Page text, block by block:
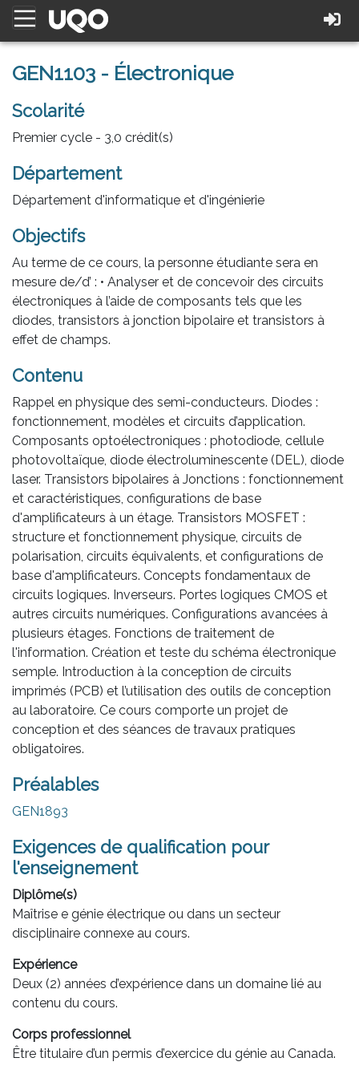
GEN1103 - Électronique
Scolarité
Premier cycle - 3,0 crédit(s)
Département
Département d'informatique et d'ingénierie
Objectifs
Au terme de ce cours, la personne étudiante sera en
mesure de/d’ : • Analyser et de concevoir des circuits
électroniques à l’aide de composants tels que les
diodes, transistors à jonction bipolaire et transistors à
effet de champs.
Contenu
Rappel en physique des semi-conducteurs. Diodes :
fonctionnement, modèles et circuits d’application.
Composants optoélectroniques : photodiode, cellule
photovoltaïque, diode électroluminescente (DEL), diode
laser. Transistors bipolaires à Jonctions : fonctionnement
et caractéristiques, configurations de base
d'amplificateurs à un étage. Transistors MOSFET :
structure et fonctionnement physique, circuits de
polarisation, circuits équivalents, et configurations de
base d'amplificateurs. Concepts fondamentaux de
circuits logiques. Inverseurs. Portes logiques CMOS et
autres circuits numériques. Configurations avancées à
plusieurs étages. Fonctions de traitement de
l'information. Création et teste du schéma électronique
semple. Introduction à la conception de circuits
imprimés (PCB) et l’utilisation des outils de conception
au laboratoire. Ce cours comporte un projet de
conception et des séances de travaux pratiques
obligatoires.
Préalables
GEN1893
Exigences de qualification pour
l'enseignement
Diplôme(s)
Maîtrise e génie électrique ou dans un secteur
disciplinaire connexe au cours.
Expérience
Deux (2) années d’expérience dans un domaine lié au
contenu du cours.
Corps professionnel
Être titulaire d’un permis d’exercice du génie au Canada.